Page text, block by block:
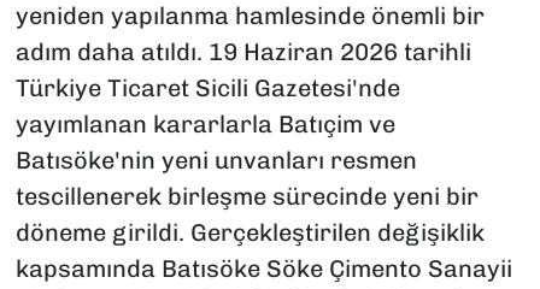
yeniden yapılanma hamlesinde önemli bir
adım daha atıldı. 19 Haziran 2026 tarihli
Türkiye Ticaret Sicili Gazetesi'nde
yayımlanan kararlarla Batıçim ve
Batısöke'nin yeni unvanları resmen
tescillenerek birleşme sürecinde yeni bir
döneme girildi. Gerçekleştirilen değişiklik
kapsamında Batısöke Söke Çimento Sanayii